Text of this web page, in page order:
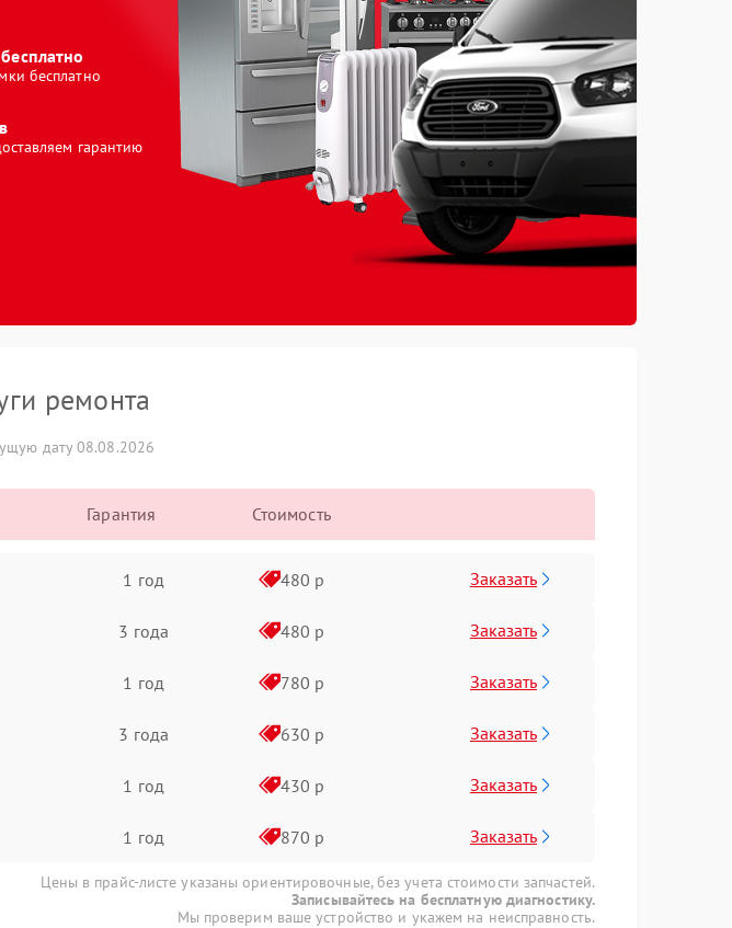
бесплатно
гарантию
ремонта
дату 08.08.2026
Гарантия Стоимость
1 год 480 р Заказать
3 года 480 р Заказать
1 год 780 р Заказать
3 года 630 р Заказать
1 год 430 р Заказать
1 год 870 р Заказать
Цены в прайс-листе указаны ориентировочные, без учета стоимости запчастей.
Записывайтесь на бесплатную диагностику.
Мы проверим ваше устройство и укажем на неисправность.